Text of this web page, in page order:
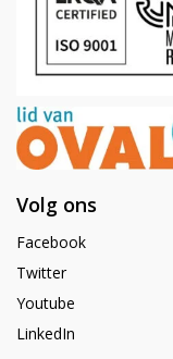
Volg ons
Facebook
Twitter
Youtube
LinkedIn